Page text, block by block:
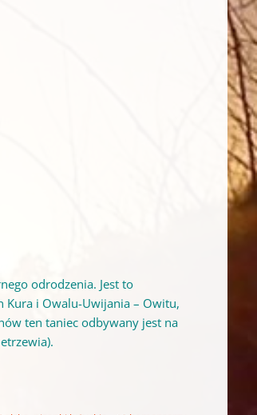
odrodzenia. Jest to
Kura i Owalu-Uwijania – Owitu,
ten taniec odbywany jest na